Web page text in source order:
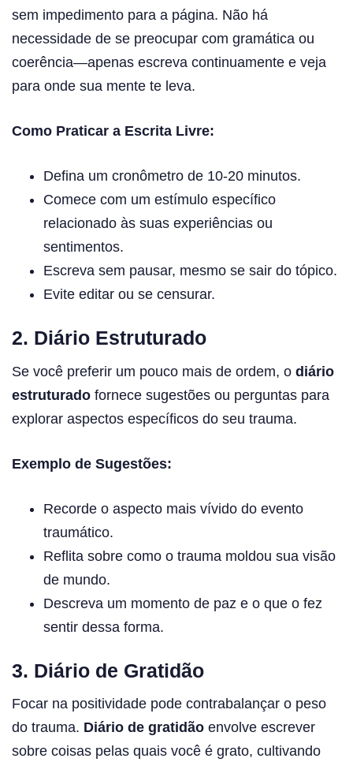
sem impedimento para a página. Não há
necessidade de se preocupar com gramática ou
coerência—apenas escreva continuamente e veja
para onde sua mente te leva.
Como Praticar a Escrita Livre:
Defina um cronômetro de 10-20 minutos.
Comece com um estímulo específico
relacionado às suas experiências ou
sentimentos.
Escreva sem pausar, mesmo se sair do tópico.
Evite editar ou se censurar.
2. Diário Estruturado
Se você preferir um pouco mais de ordem, o diário
estruturado fornece sugestões ou perguntas para
explorar aspectos específicos do seu trauma.
Exemplo de Sugestões:
Recorde o aspecto mais vívido do evento
traumático.
Reflita sobre como o trauma moldou sua visão
de mundo.
Descreva um momento de paz e o que o fez
sentir dessa forma.
3. Diário de Gratidão
Focar na positividade pode contrabalançar o peso
do trauma. Diário de gratidão envolve escrever
sobre coisas pelas quais você é grato, cultivando